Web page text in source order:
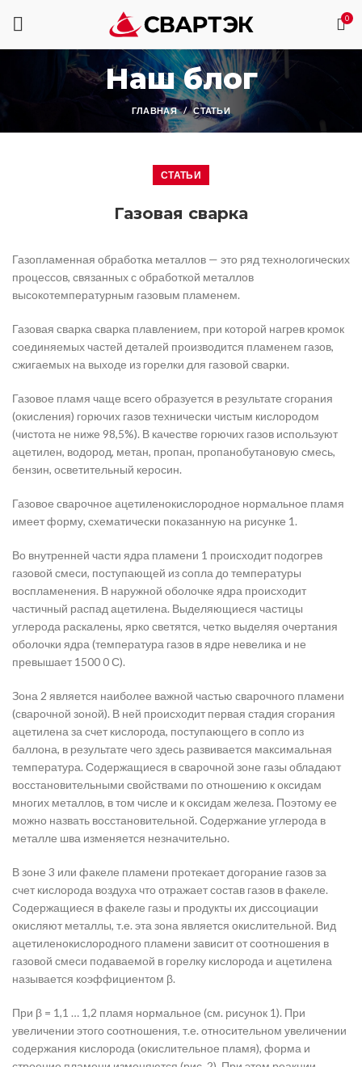
0
Наш блог
ГЛАВНАЯ СТАТЬИ
СТАТЬИ
Газовая сварка
Газопламенная обработка металлов — это ряд технологических
процессов, связанных с обработкой металлов
высокотемпературным газовым пламенем.
Газовая сварка сварка плавлением, при которой нагрев кромок
соединяемых частей деталей производится пламенем газов,
сжигаемых на выходе из горелки для газовой сварки.
Газовое пламя чаще всего образуется в результате сгорания
(окисления) горючих газов технически чистым кислородом
(чистота не ниже 98,5%). В качестве горючих газов используют
ацетилен, водород, метан, пропан, пропанобутановую смесь,
бензин, осветительный керосин.
Газовое сварочное ацетиленокислородное нормальное пламя
имеет форму, схематически показанную на рисунке 1.
Во внутренней части ядра пламени 1 происходит подогрев
газовой смеси, поступающей из сопла до температуры
воспламенения. В наружной оболочке ядра происходит
частичный распад ацетилена. Выделяющиеся частицы
углерода раскалены, ярко светятся, четко выделяя очертания
оболочки ядра (температура газов в ядре невелика и не
превышает 1500 0 С).
Зона 2 является наиболее важной частью сварочного пламени
(сварочной зоной). В ней происходит первая стадия сгорания
ацетилена за счет кислорода, поступающего в сопло из
баллона, в результате чего здесь развивается максимальная
температура. Содержащиеся в сварочной зоне газы обладают
восстановительными свойствами по отношению к оксидам
многих металлов, в том числе и к оксидам железа. Поэтому ее
можно назвать восстановительной. Содержание углерода в
металле шва изменяется незначительно.
В зоне 3 или факеле пламени протекает догорание газов за
счет кислорода воздуха что отражает состав газов в факеле.
Содержащиеся в факеле газы и продукты их диссоциации
окисляют металлы, т.е. эта зона является окислительной. Вид
ацетиленокислородного пламени зависит от соотношения в
газовой смеси подаваемой в горелку кислорода и ацетилена
называется коэффициентом β.
При β = 1,1 … 1,2 пламя нормальное (см. рисунок 1). При
увеличении этого соотношения, т.е. относительном увеличении
содержания кислорода (окислительное пламя), форма и